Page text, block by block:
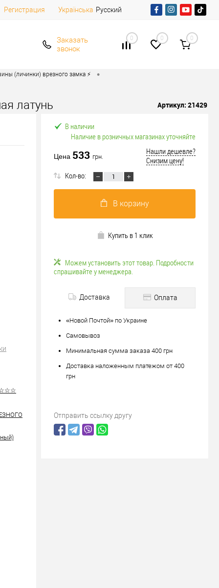
Регистрация Українська Русский
Заказать
звонок
0 0 0
(личинки) врезного замка ⚡️ •
латунь Артикул: 21429
В наличии
Наличие в розничных магазинах уточняйте
Цена 533 грн.
Нашли дешевле?
Снизим цену!
Кол-во:
В корзину
Купить в 1 клик
Можем установить этот товар. Подробности
спрашивайте у менеджера.
Доставка Оплата
«Новой Почтой» по Украине
Самовывоз
Минимальная сумма заказа 400 грн
Доставка наложенным платежом от 400
грн
Отправить ссылку другу